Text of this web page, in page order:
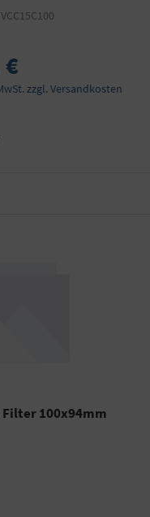
zzgl. Versandkosten
Filter 100x94mm